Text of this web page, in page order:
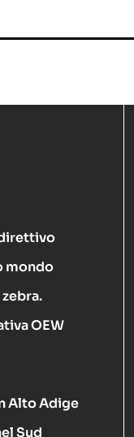
mondo
OEW
Alto Adige
Sud